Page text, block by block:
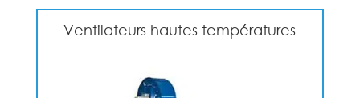
Ventilateurs hautes températures